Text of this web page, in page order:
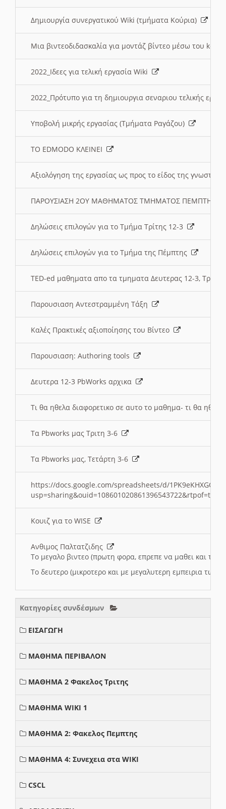
Δημιουργία συνεργατικού Wiki (τμήματα Κούρια)
Μια βιντεοδιδασκαλία για μοντάζ βίντεο μέσω του
2022_Ιδεες για τελική εργασία Wiki
2022_Πρότυπο για τη δημιουργια σεναριου τελικής
Υποβολή μικρής εργασίας (Τμήματα Ραγάζου)
ΤΟ EDMODO ΚΛΕΙΝΕΙ
Αξιολόγηση της εργασίας ως προς το είδος της
ΠΑΡΟΥΣΙΑΣΗ 2ΟΥ ΜΑΘΗΜΑΤΟΣ ΤΜΗΜΑΤΟΣ
Δηλώσεις επιλογών για το Τμήμα Τρίτης 12-3
Δηλώσεις επιλογών για το Τμήμα της Πέμπτης
TED-ed μαθηματα απο τα τμηματα Δευτερας 12-3,
Παρουσιαση Αντεστραμμένη Τάξη
Καλές Πρακτικές αξιοποίησης του Βίντεο
Παρουσιαση: Authoring tools
Δευτερα 12-3 PbWorks αρχικα
Τι θα ηθελα διαφορετικο σε αυτο το μαθημα- τι θα
Τα Pbworks μας Τριτη 3-6
Τα Pbworks μας, Τετάρτη 3-6
https://docs.google.com/spreadsheets/d/
Κουιζ για το WISE
Ανθιμος Παλτατζιδης
Το μεγαλο βιντεο (πρωτη φορα, επρεπε να μαθει και το
Το δευτερο (μικροτερο και με μεγαλυτερη εμπειρια
Κατηγορίες συνδέσμων
ΕΙΣΑΓΩΓΗ
ΜΑΘΗΜΑ ΠΕΡΙΒΑΛΟΝ
ΜΑΘΗΜΑ 2 Φακελος Τριτης
ΜΑΘΗΜΑ WIKI 1
ΜΑΘΗΜΑ 2: Φακελος Πεμπτης
ΜΑΘΗΜΑ 4: Συνεχεια στα WIKI
CSCL